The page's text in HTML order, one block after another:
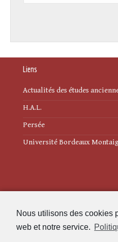
Nous utilisons des cookies
web et notre service.
Liens
Actualités des études
H.A.L.
Persée
Université Bordeaux
Politique de cookies (UE)